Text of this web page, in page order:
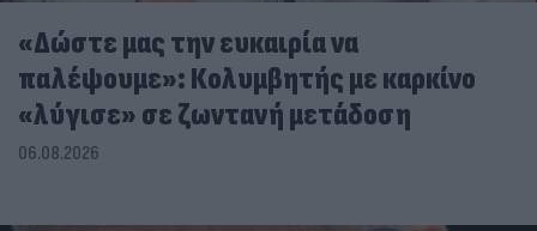
«Δώστε μας την ευκαιρία να
παλέψουμε»: Κολυμβητής με καρκίνο
«λύγισε» σε ζωντανή μετάδοση
06.08.2026